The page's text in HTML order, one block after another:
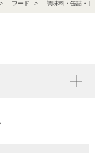
フード 調味料・缶詰・